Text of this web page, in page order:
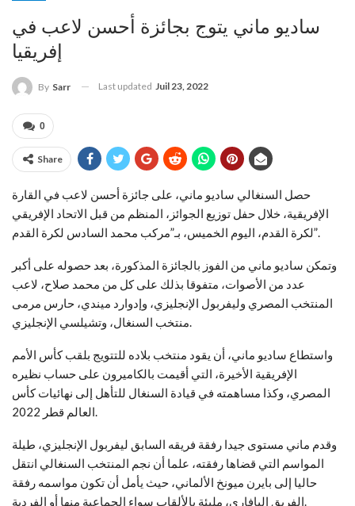
ساديو ماني يتوج بجائزة أحسن لاعب في
إفريقيا
By Sarr Last updated Juil 23, 2022
0
Share
حصل السنغالي ساديو ماني، على جائزة أحسن لاعب في القارة
الإفريقية، خلال حفل توزيع الجوائز، المنظم من قبل الاتحاد الإفريقي
لكرة القدم، اليوم الخميس، بـ”مركب محمد السادس لكرة القدم”.
وتمكن ساديو ماني من الفوز بالجائزة المذكورة، بعد حصوله على أكبر
عدد من الأصوات، متفوقا بذلك على كل من محمد صلاح، لاعب
المنتخب المصري وليفربول الإنجليزي، وإدوارد ميندي، حارس مرمى
واستطاع ساديو ماني، أن يقود منتخب بلاده للتتويج بلقب كأس الأمم
الإفريقية الأخيرة، التي أقيمت بالكاميرون على حساب نظيره
المصري، وكذا مساهمته في قيادة السنغال للتأهل إلى نهائيات كأس
وقدم ماني مستوى جيدا رفقة فريقه السابق ليفربول الإنجليزي، طيلة
المواسم التي قضاها رفقته، علما أن نجم المنتخب السنغالي انتقل
حاليا إلى بايرن ميونخ الألماني، حيث يأمل أن تكون مواسمه رفقة